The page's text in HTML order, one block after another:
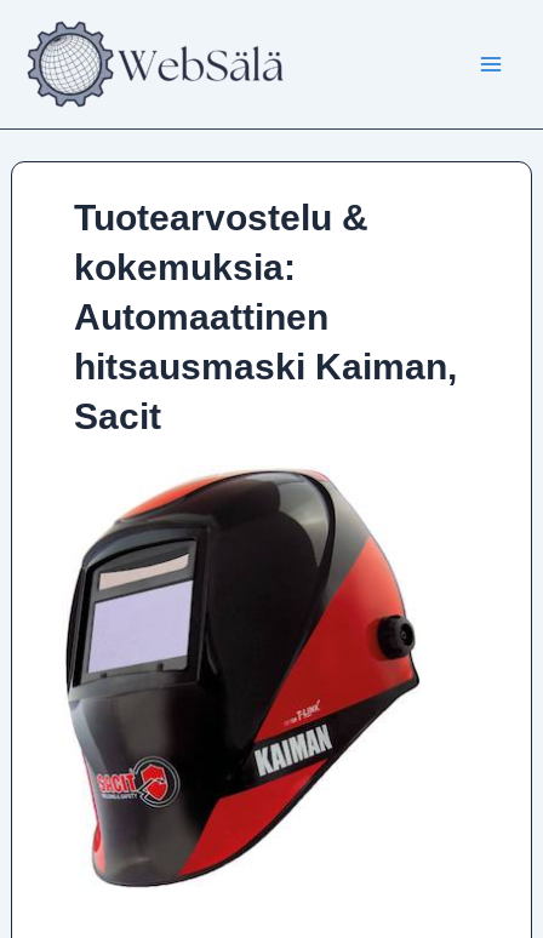
sisältöön
Tuotearvostelu &
kokemuksia:
Automaattinen
hitsausmaski Kaiman,
Sacit